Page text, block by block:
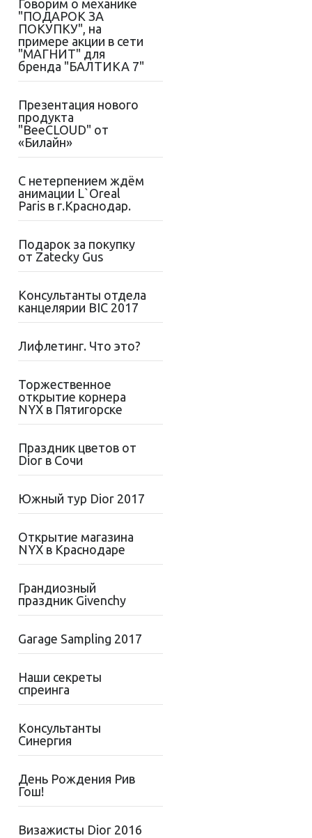
Говорим о механике
"ПОДАРОК ЗА
ПОКУПКУ", на
примере акции в сети
"МАГНИТ" для
бренда "БАЛТИКА 7"
Презентация нового
продукта
"BeeCLOUD" от
«Билайн»
С нетерпением ждём
анимации L`Oreal
Paris в г.Краснодар.
Подарок за покупку
от Zatecky Gus
Консультанты отдела
канцелярии BIC 2017
Лифлетинг. Что это?
Торжественное
открытие корнера
NYX в Пятигорске
Праздник цветов от
Dior в Сочи
Южный тур Dior 2017
Открытие магазина
NYX в Краснодаре
Грандиозный
праздник Givenchy
Garage Sampling 2017
Наши секреты
спреинга
Консультанты
Синергия
День Рождения Рив
Гош!
Визажисты Dior 2016